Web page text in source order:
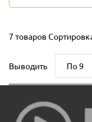
7 товаров
Выводить По 9